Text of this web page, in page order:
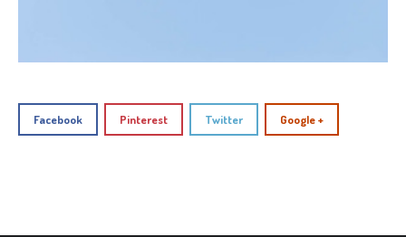
Facebook Pinterest Twitter Google +